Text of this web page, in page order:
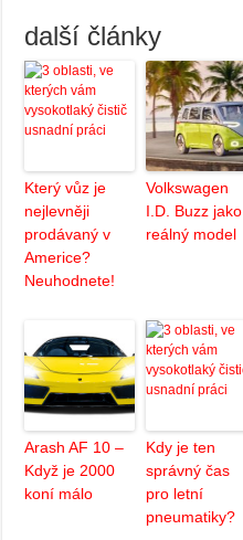
další články
Který vůz je
nejlevněji
prodávaný v
Americe?
Neuhodnete!
Volkswagen
I.D. Buzz jako
reálný model
Arash AF 10 –
Když je 2000
koní málo
Kdy je ten
správný čas
pro letní
pneumatiky?